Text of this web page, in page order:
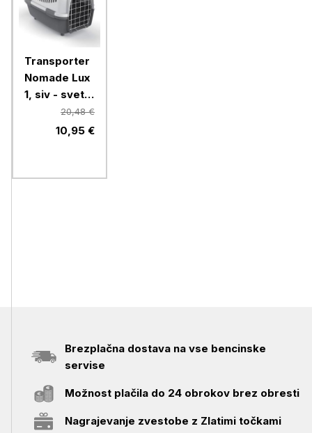
Transporter
Nomade Lux
1, siv - svetlo
20,48 €
10,95 €
Brezplačna dostava na vse bencinske
servise
Možnost plačila do 24 obrokov brez obresti
Nagrajevanje zvestobe z Zlatimi točkami